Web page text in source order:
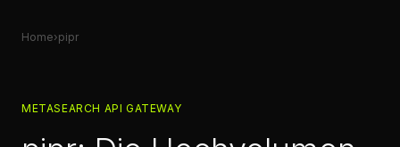
Home›pipr
METASEARCH API GATEWAY